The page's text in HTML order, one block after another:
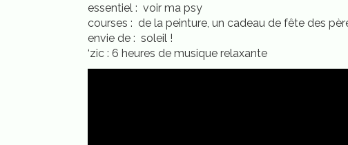
essentiel : voir ma psy
courses : de la peinture, un cadeau de fête des
envie de : soleil !
‘zic : 6 heures de musique relaxante